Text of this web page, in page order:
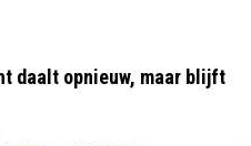
daalt opnieuw, maar blijft